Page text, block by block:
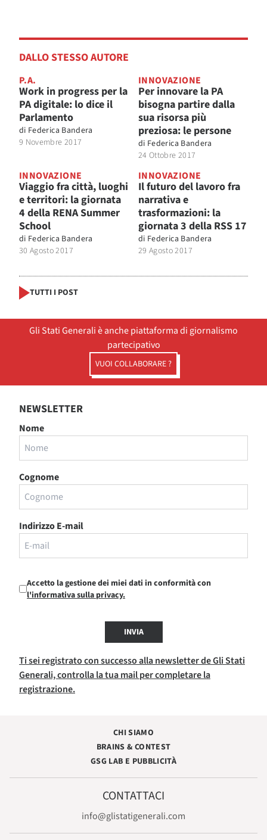
DALLO STESSO AUTORE
P.A.
Work in progress per la
PA digitale: lo dice il
Parlamento
di Federica Bandera
9 Novembre 2017
INNOVAZIONE
Per innovare la PA
bisogna partire dalla
sua risorsa più
preziosa: le persone
di Federica Bandera
24 Ottobre 2017
INNOVAZIONE
Viaggio fra città, luoghi
e territori: la giornata
4 della RENA Summer
School
di Federica Bandera
30 Agosto 2017
INNOVAZIONE
Il futuro del lavoro fra
narrativa e
trasformazioni: la
giornata 3 della RSS 17
di Federica Bandera
29 Agosto 2017
TUTTI I POST
Gli Stati Generali è anche piattaforma di giornalismo
partecipativo
VUOI COLLABORARE ?
NEWSLETTER
Nome
Cognome
Indirizzo E-mail
Accetto la gestione dei miei dati in conformità con
l'informativa sulla privacy.
INVIA
Ti sei registrato con successo alla newsletter de Gli Stati
Generali, controlla la tua mail per completare la
registrazione.
CHI SIAMO
BRAINS & CONTEST
GSG LAB E PUBBLICITÀ
CONTATTACI
info@glistatigenerali.com